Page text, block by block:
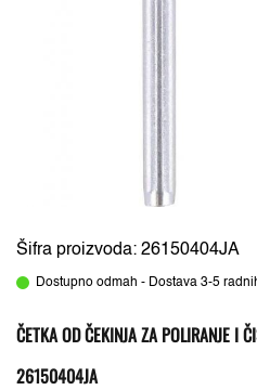
Šifra proizvoda: 26150404JA
Dostupno odmah - Dostava 3-5
ČETKA OD ČEKINJA ZA POLIRANJE I
26150404JA